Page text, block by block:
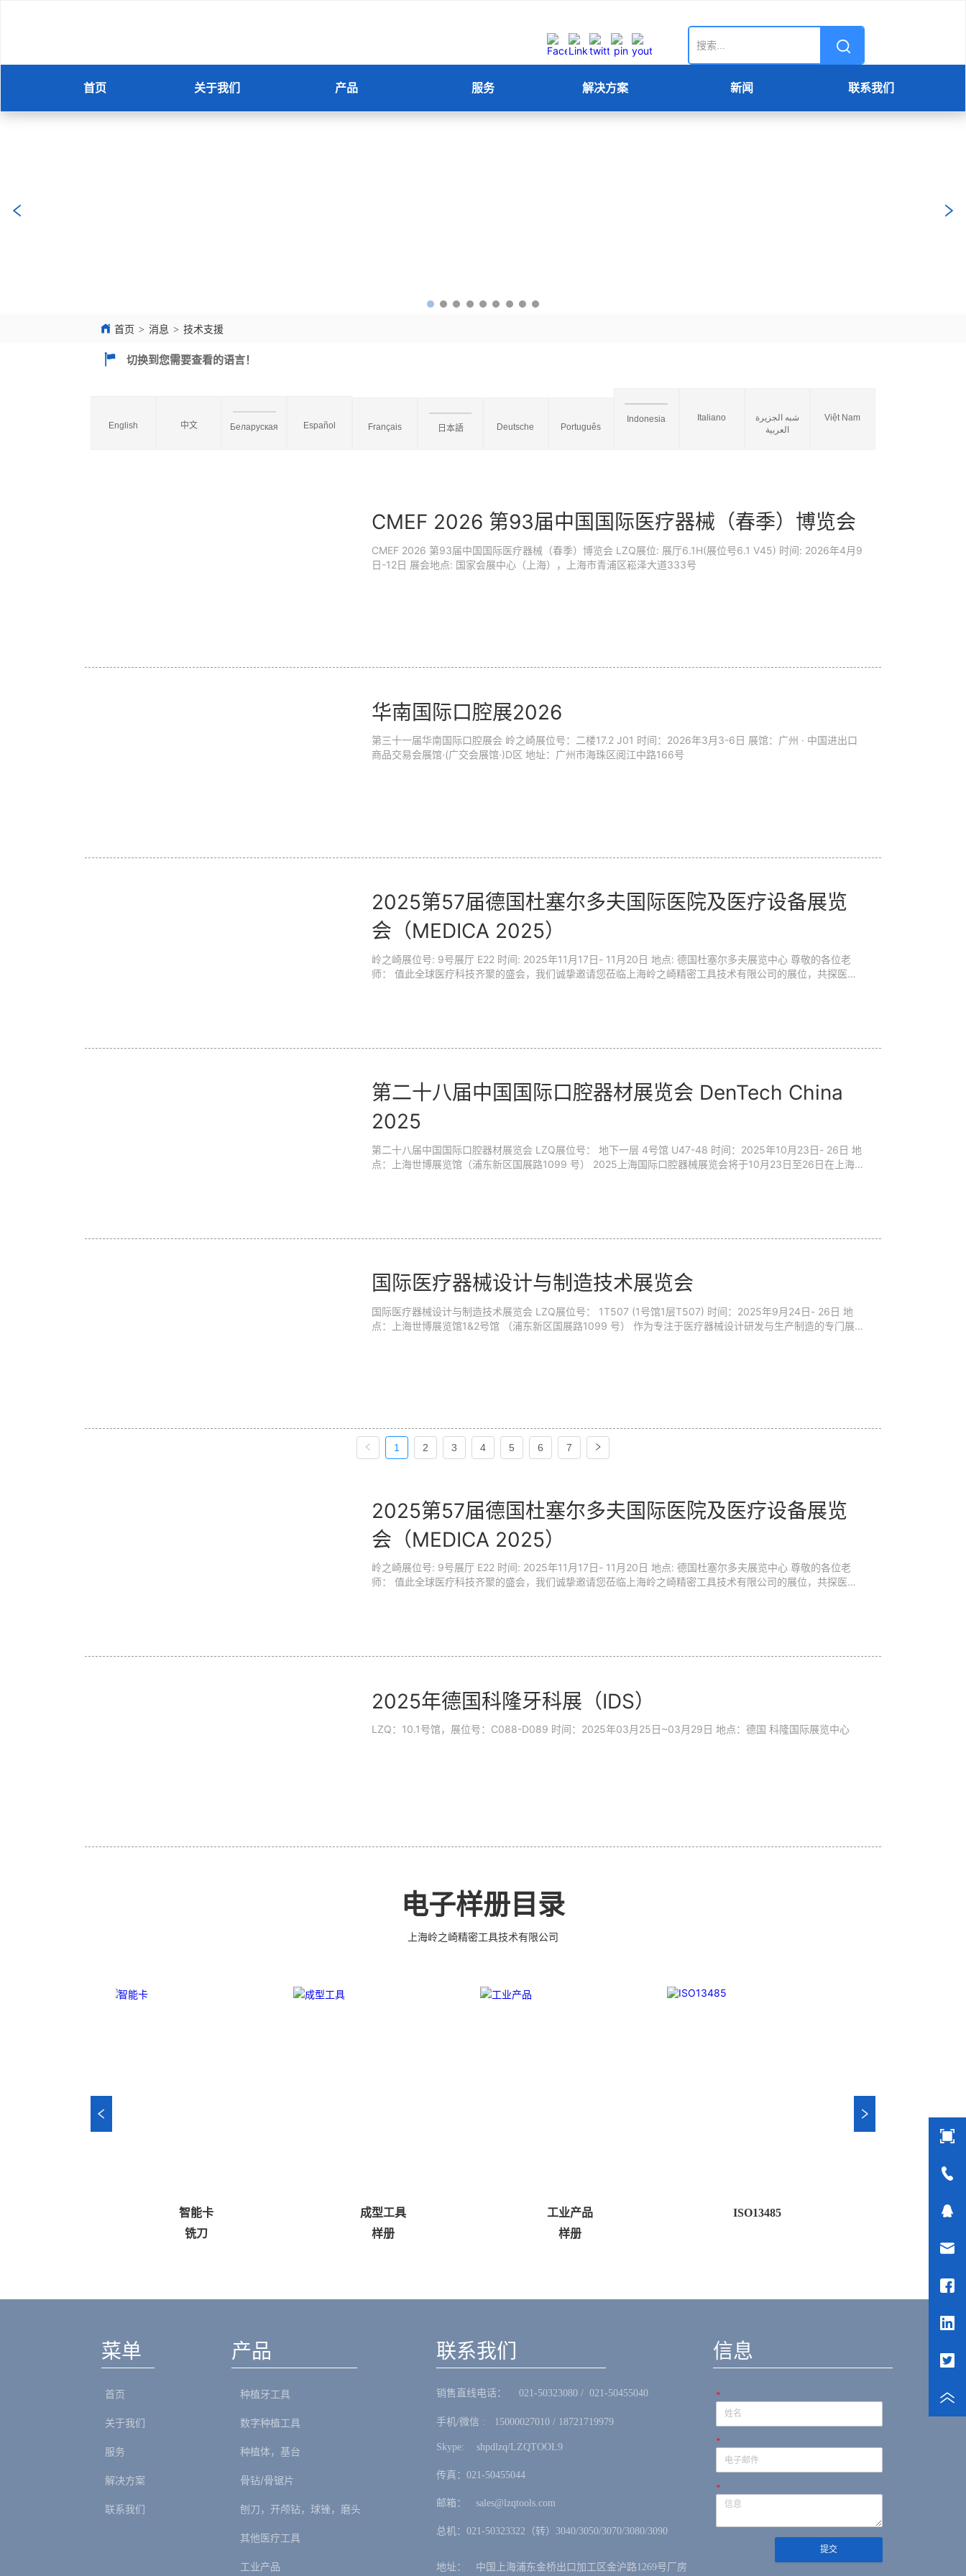
首页 关于我们 产品 服务 解决方案 新闻 联系我们
首页 > 消息 > 技术支援
切换到您需要查看的语言！
English 中文 Беларуская Español Français 日本語 Deutsche Português
Indonesia Italiano
شبه الجزيرة
العربية
Việt Nam
CMEF 2026 第93届中国国际医疗器械（春季）博览会
CMEF 2026 第93届中国国际医疗器械（春季）博览会 LZQ展位: 展厅6.1H(展位号6.1 V45) 时间: 2026年4月9
日-12日 展会地点: 国家会展中心（上海），上海市青浦区崧泽大道333号
华南国际口腔展2026
第三十一届华南国际口腔展会 岭之崎展位号：二楼17.2 J01 时间：2026年3月3-6日 展馆：广州 · 中国进出口
商品交易会展馆·(广交会展馆·)D区 地址：广州市海珠区阅江中路166号
2025第57届德国杜塞尔多夫国际医院及医疗设备展览
会（MEDICA 2025）
岭之崎展位号: 9号展厅 E22 时间: 2025年11月17日- 11月20日 地点: 德国杜塞尔多夫展览中心 尊敬的各位老
师： 值此全球医疗科技齐聚的盛会，我们诚挚邀请您莅临上海岭之崎精密工具技术有限公司的展位，共探医疗
第二十八届中国国际口腔器材展览会 DenTech China
2025
第二十八届中国国际口腔器材展览会 LZQ展位号： 地下一层 4号馆 U47-48 时间：2025年10月23日- 26日 地
点：上海世博展览馆（浦东新区国展路1099 号） 2025上海国际口腔器械展览会将于10月23日至26日在上海
国际医疗器械设计与制造技术展览会
国际医疗器械设计与制造技术展览会 LZQ展位号： 1T507 (1号馆1层T507) 时间：2025年9月24日- 26日 地
点：上海世博展览馆1&2号馆 （浦东新区国展路1099 号） 作为专注于医疗器械设计研发与生产制造的专门展
1 2 3 4 5 6 7
2025第57届德国杜塞尔多夫国际医院及医疗设备展览
会（MEDICA 2025）
岭之崎展位号: 9号展厅 E22 时间: 2025年11月17日- 11月20日 地点: 德国杜塞尔多夫展览中心 尊敬的各位老
师： 值此全球医疗科技齐聚的盛会，我们诚挚邀请您莅临上海岭之崎精密工具技术有限公司的展位，共探医疗
2025年德国科隆牙科展（IDS）
LZQ：10.1号馆，展位号：C088-D089 时间：2025年03月25日~03月29日 地点：德国 科隆国际展览中心
电子样册目录
上海岭之崎精密工具技术有限公司
智能卡
成型工具
工业产品
ISO13485
菜单
首页
关于我们
服务
解决方案
联系我们
产品
种植牙工具
数字种植工具
种植体，基台
骨钻/骨锯片
刨刀，开颅钻，球锉，磨头
其他医疗工具
工业产品
联系我们
销售直线电话：ㅤ 021-50323080 / 021-50455040
手机/微信 :ㅤ15000027010 / 18721719979
Skype: ㅤshpdlzq/LZQTOOL9
传真：021-50455044
邮箱：ㅤsales@lzqtools.com
总机：021-50323322（转）3040/3050/3070/3080/3090
地址：ㅤ中国上海浦东金桥出口加工区金沪路1269号厂房
信息
*
*
*
提交